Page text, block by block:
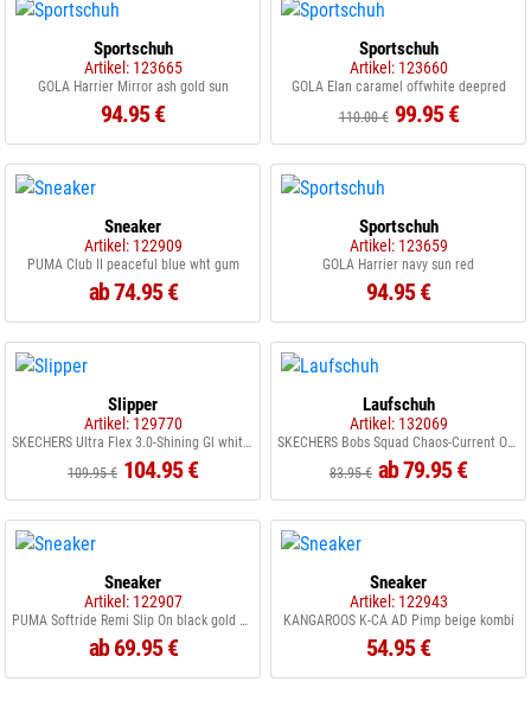
Sportschuh
Artikel: 123665
GOLA Harrier Mirror ash gold sun
94.95 €
Sportschuh
Artikel: 123660
GOLA Elan caramel offwhite deepred
110.00 € 99.95 €
Sneaker
Artikel: 122909
PUMA Club II peaceful blue wht gum
ab 74.95 €
Sportschuh
Artikel: 123659
GOLA Harrier navy sun red
94.95 €
Slipper
Artikel: 129770
SKECHERS Ultra Flex 3.0-Shining Gl white WHT
109.95 € 104.95 €
Laufschuh
Artikel: 132069
SKECHERS Bobs Squad Chaos-Current OFWT Offwhite
83.95 € ab 79.95 €
Sneaker
Artikel: 122907
PUMA Softride Remi Slip On black gold grey
ab 69.95 €
Sneaker
Artikel: 122943
KANGAROOS K-CA AD Pimp beige kombi
54.95 €